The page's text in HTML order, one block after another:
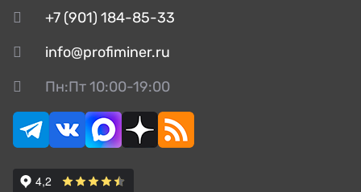
+7 (901) 184-85-33
info@profiminer.ru
Пн:Пт 10:00-19:00